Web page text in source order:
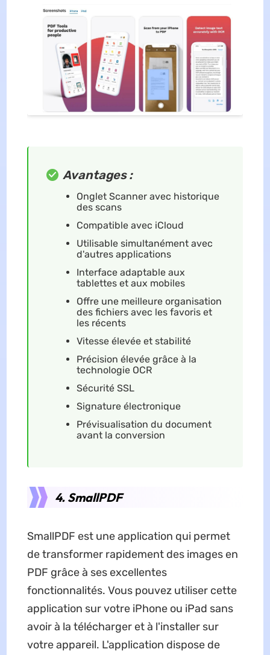
Avantages :
Onglet Scanner avec historique
des scans
Compatible avec iCloud
Utilisable simultanément avec
d'autres applications
Interface adaptable aux
tablettes et aux mobiles
Offre une meilleure organisation
des fichiers avec les favoris et
les récents
Vitesse élevée et stabilité
Précision élevée grâce à la
technologie OCR
Sécurité SSL
Signature électronique
Prévisualisation du document
avant la conversion
4. SmallPDF
SmallPDF est une application qui permet
de transformer rapidement des images en
PDF grâce à ses excellentes
fonctionnalités. Vous pouvez utiliser cette
application sur votre iPhone ou iPad sans
avoir à la télécharger et à l'installer sur
votre appareil. L'application dispose de